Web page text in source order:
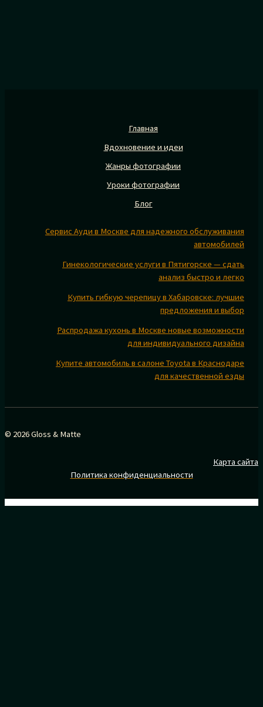
Главная
Вдохновение и идеи
Жанры фотографии
Уроки фотографии
Блог
Сервис Ауди в Москве для надежного обслуживания
автомобилей
Гинекологические услуги в Пятигорске — сдать
анализ быстро и легко
Купить гибкую черепицу в Хабаровске: лучшие
предложения и выбор
Распродажа кухонь в Москве новые возможности
для индивидуального дизайна
Купите автомобиль в салоне Toyota в Краснодаре
для качественной езды
© 2026 Gloss & Matte
Карта сайта
Политика конфиденциальности